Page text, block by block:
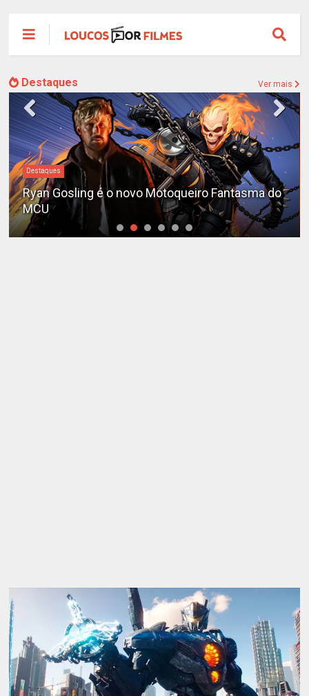
Destaques Ver mais
#DC
Sequência de "The Batman" ganha teaser e é
adiada para 2028